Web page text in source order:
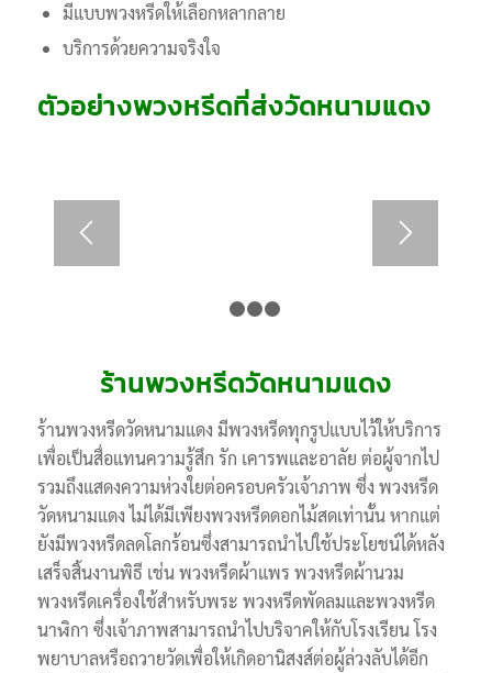
มีแบบพวงหรีดให้เลือกหลากลาย
บริการด้วยความจริงใจ
ตัวอย่างพวงหรีดที่ส่งวัดหนามแดง
ร้านพวงหรีดวัดหนามแดง
ร้านพวงหรีดวัดหนามแดง มีพวงหรีดทุกรูปแบบไว้ให้บริการ
เพื่อเป็นสื่อแทนความรู้สึก รัก เคารพและอาลัย ต่อผู้จากไป
รวมถึงแสดงความห่วงใยต่อครอบครัวเจ้าภาพ ซึ่ง พวงหรีด
วัดหนามแดง ไม่ได้มีเพียงพวงหรีดดอกไม้สดเท่านั้น หากแต่
ยังมีพวงหรีดลดโลกร้อนซึ่งสามารถนำไปใช้ประโยชน์ได้หลัง
เสร็จสิ้นงานพิธี เช่น พวงหรีดผ้าแพร พวงหรีดผ้านวม
พวงหรีดเครื่องใช้สำหรับพระ พวงหรีดพัดลมและพวงหรีด
นาฬิกา ซึ่งเจ้าภาพสามารถนำไปบริจาคให้กับโรงเรียน โรง
พยาบาลหรือถวายวัดเพื่อให้เกิดอานิสงส์ต่อผู้ล่วงลับได้อีก